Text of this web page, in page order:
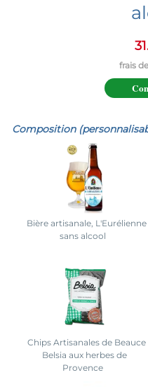
Composition
Bière artisanale, L'Eurélienne
sans alcool
Chips Artisanales de Beauce
Belsia aux herbes de
Provence